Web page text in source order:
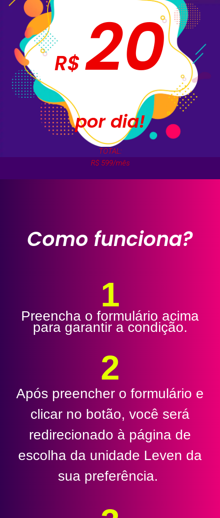
R$20
por dia!
TOTAL:
R$ 599/mês
Como funciona?
1
Preencha o formulário acima
para garantir a condição.
2
Após preencher o formulário e
clicar no botão, você será
redirecionado à página de
escolha da unidade Leven da
sua preferência.